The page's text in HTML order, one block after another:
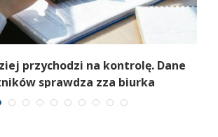
przychodzi na kontrolę. Dane
sprawdza zza biurka